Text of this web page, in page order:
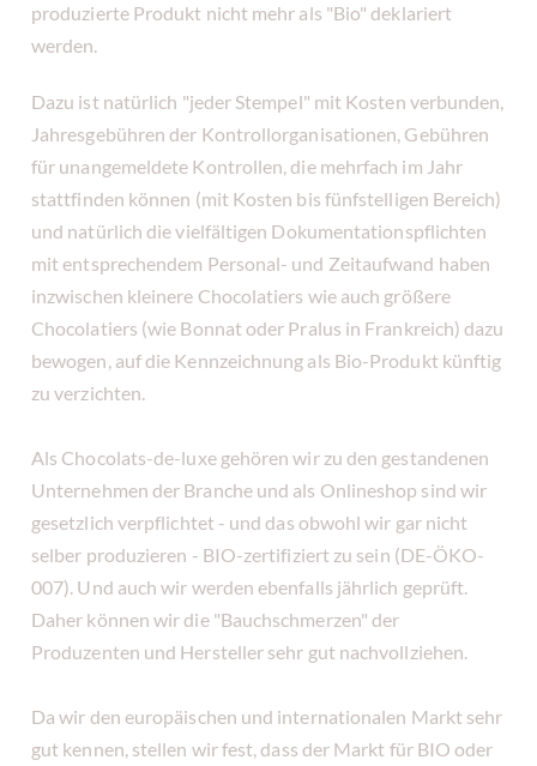
produzierte Produkt nicht mehr als "Bio" deklariert
werden.
Dazu ist natürlich "jeder Stempel" mit Kosten verbunden,
Jahresgebühren der Kontrollorganisationen, Gebühren
für unangemeldete Kontrollen, die mehrfach im Jahr
stattfinden können (mit Kosten bis fünfstelligen Bereich)
und natürlich die vielfältigen Dokumentationspflichten
mit entsprechendem Personal- und Zeitaufwand haben
inzwischen kleinere Chocolatiers wie auch größere
Chocolatiers (wie Bonnat oder Pralus in Frankreich) dazu
bewogen, auf die Kennzeichnung als Bio-Produkt künftig
zu verzichten.
Als Chocolats-de-luxe gehören wir zu den gestandenen
Unternehmen der Branche und als Onlineshop sind wir
gesetzlich verpflichtet - und das obwohl wir gar nicht
selber produzieren - BIO-zertifiziert zu sein (DE-ÖKO-
007). Und auch wir werden ebenfalls jährlich geprüft.
Daher können wir die "Bauchschmerzen" der
Produzenten und Hersteller sehr gut nachvollziehen.
Da wir den europäischen und internationalen Markt sehr
gut kennen, stellen wir fest, dass der Markt für BIO oder